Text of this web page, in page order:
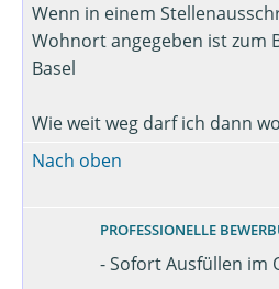
Wenn in einem
Wohnort angegeben ist zum
Basel
Wie weit weg darf ich dann
Nach oben
PROFESSIONELLE
- Sofort Ausfüllen im